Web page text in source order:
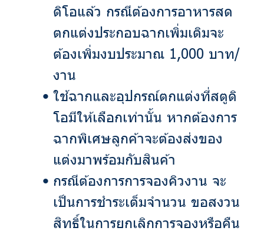
ดิโอแล้ว กรณีต้องการอาหารสด
ตกแต่งประกอบฉากเพิ่มเติมจะ
ต้องเพิ่มงบประมาณ 1,000 บาท/
งาน
ใช้ฉากและอุปกรณ์ตกแต่งที่สตูดิ
โอมีให้เลือกเท่านั้น หากต้องการ
ฉากพิเศษลูกค้าจะต้องส่งของ
แต่งมาพร้อมกับสินค้า
กรณีต้องการการจองคิวงาน จะ
เป็นการชำระเต็มจำนวน ขอสงวน
สิทธิ์ในการยกเลิกการจองหรือคืน